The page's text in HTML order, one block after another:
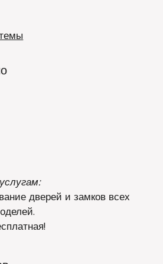
дверей и замков всех